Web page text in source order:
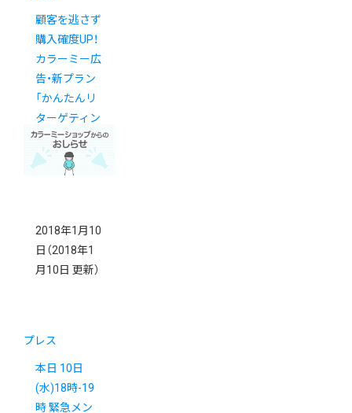
顧客を逃さず
購入確度UP！
カラーミー広
告・新プラン
「かんたんリ
ターゲティン
グ」
2018年1月10
日 （2018年1
月10日 更新）
プレス
本日 10日
(水)18時-19
時 緊急メン